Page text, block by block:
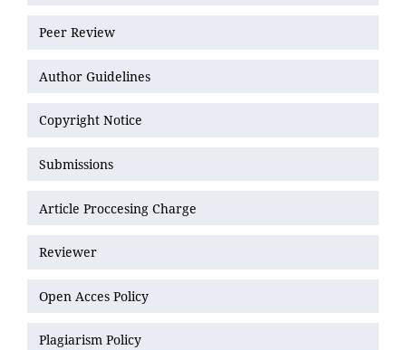
Peer Review
Author Guidelines
Copyright Notice
Submissions
Article Proccesing Charge
Reviewer
Open Acces Policy
Plagiarism Policy